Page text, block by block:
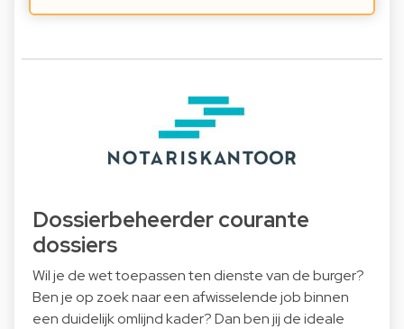
Dossierbeheerder courante
dossiers
Wil je de wet toepassen ten dienste van de burger?
Ben je op zoek naar een afwisselende job binnen
een duidelijk omlijnd kader? Dan ben jij de ideale